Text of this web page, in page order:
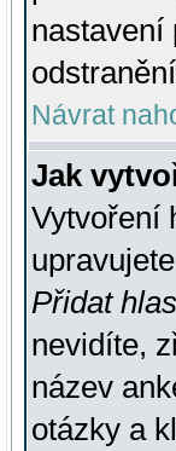
nastavení
Návrat
Jak
Vytvoření
Přidat
nevidíte,
název
otázky a